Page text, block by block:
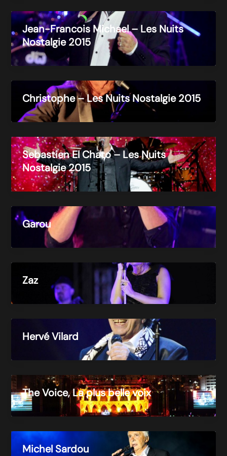
Jean-Francois Michael – Les Nuits
Nostalgie 2015
Christophe – Les Nuits Nostalgie 2015
Sebastien El Chato – Les Nuits
Nostalgie 2015
Garou
Zaz
Hervé Vilard
The Voice, La plus belle voix
Michel Sardou